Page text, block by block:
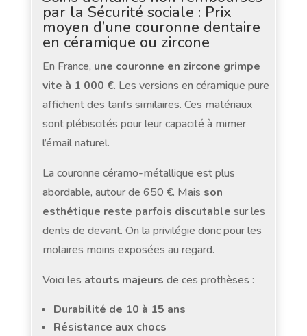
par la Sécurité sociale : Prix
moyen d’une couronne dentaire
en céramique ou zircone
En France, une couronne en zircone grimpe
vite à 1 000 €. Les versions en céramique pure
affichent des tarifs similaires. Ces matériaux
sont plébiscités pour leur capacité à mimer
l’émail naturel.
La couronne céramo-métallique est plus
abordable, autour de 650 €. Mais son
esthétique reste parfois discutable sur les
dents de devant. On la privilégie donc pour les
molaires moins exposées au regard.
Voici les atouts majeurs de ces prothèses :
Durabilité de 10 à 15 ans
Résistance aux chocs